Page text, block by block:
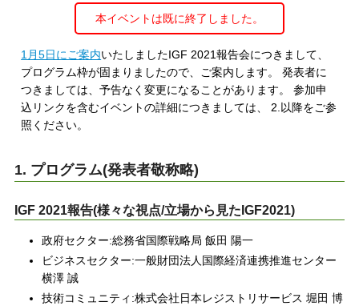
本イベントは既に終了しました。
1月5日にご案内いたしましたIGF 2021報告会につきまして、
プログラム枠が固まりましたので、ご案内します。 発表者に
つきましては、予告なく変更になることがあります。 参加申
込リンクを含むイベントの詳細につきましては、 2.以降をご参
照ください。
1. プログラム(発表者敬称略)
IGF 2021報告(様々な視点/立場から見たIGF2021)
政府セクター:総務省国際戦略局 飯田 陽一
ビジネスセクター:一般財団法人国際経済連携推進センター
横澤 誠
技術コミュニティ:株式会社日本レジストリサービス 堀田 博